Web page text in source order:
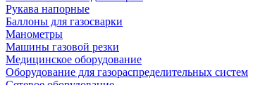
Рукава напорные
Баллоны для газосварки
Манометры
Машины газовой резки
Медицинское оборудование
Оборудование для газораспределительных систем